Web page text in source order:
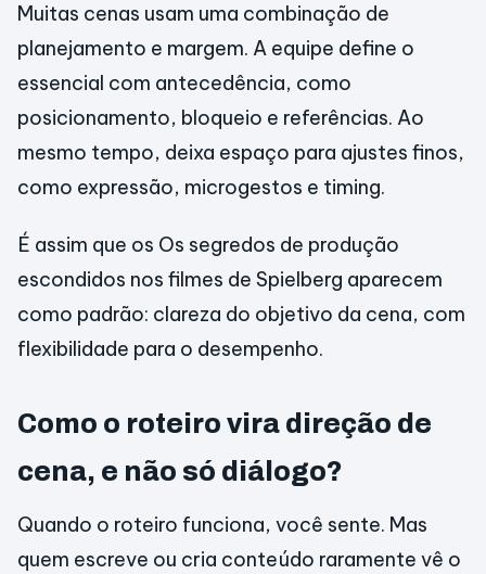
Muitas cenas usam uma combinação de
planejamento e margem. A equipe define o
essencial com antecedência, como
posicionamento, bloqueio e referências. Ao
mesmo tempo, deixa espaço para ajustes finos,
como expressão, microgestos e timing.
É assim que os Os segredos de produção
escondidos nos filmes de Spielberg aparecem
como padrão: clareza do objetivo da cena, com
flexibilidade para o desempenho.
Como o roteiro vira direção de
cena, e não só diálogo?
Quando o roteiro funciona, você sente. Mas
quem escreve ou cria conteúdo raramente vê o